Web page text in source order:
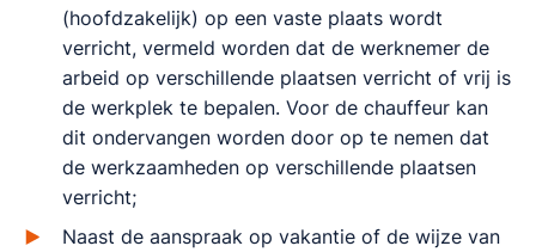
(hoofdzakelijk) op een vaste plaats wordt
verricht, vermeld worden dat de werknemer de
arbeid op verschillende plaatsen verricht of vrij is
de werkplek te bepalen. Voor de chauffeur kan
dit ondervangen worden door op te nemen dat
de werkzaamheden op verschillende plaatsen
verricht;
Naast de aanspraak op vakantie of de wijze van